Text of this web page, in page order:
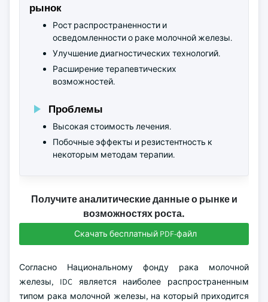
рынок
Рост распространенности и
осведомленности о раке молочной железы.
Улучшение диагностических технологий.
Расширение терапевтических
возможностей.
Проблемы
Высокая стоимость лечения.
Побочные эффекты и резистентность к
некоторым методам терапии.
Получите аналитические данные о рынке и
возможностях роста.
Скачать бесплатный PDF-файл
Согласно Национальному фонду рака молочной
железы, IDC является наиболее распространенным
типом рака молочной железы, на который приходится